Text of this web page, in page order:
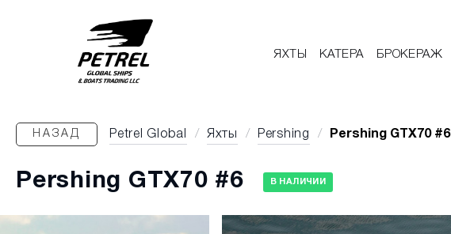
ЯХТЫ КАТЕРА БРОКЕРАЖ
НАЗАД Petrel Global / Яхты / Pershing / Pershing GTX70 #6
Pershing GTX70 #6 В НАЛИЧИИ